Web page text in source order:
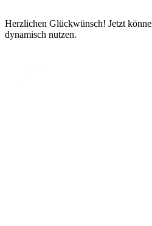
Herzlichen Glückwünsch! Jetzt
dynamisch nutzen.